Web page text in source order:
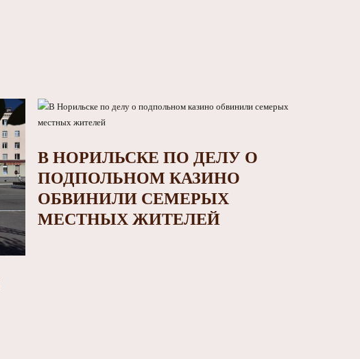
В НОРИЛЬСКЕ ПО ДЕЛУ О
ПОДПОЛЬНОМ КАЗИНО
ОБВИНИЛИ СЕМЕРЫХ
МЕСТНЫХ ЖИТЕЛЕЙ